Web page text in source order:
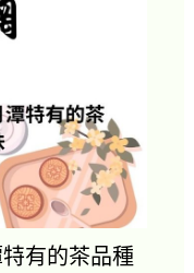
有的茶品種